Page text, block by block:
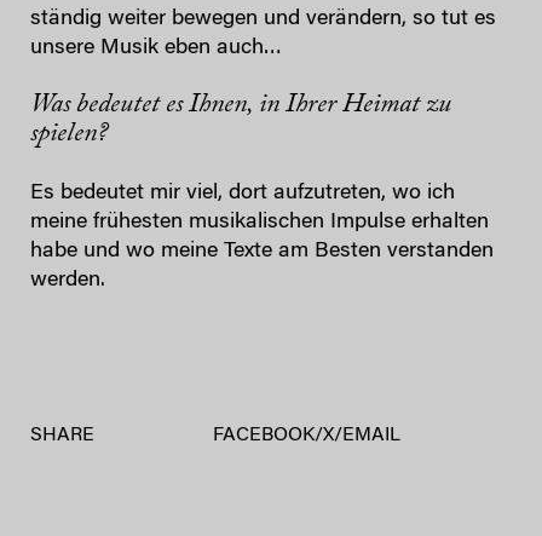
ständig weiter bewegen und verändern, so tut es
unsere Musik eben auch…
Was bedeutet es Ihnen, in Ihrer Heimat zu
spielen?
Es bedeutet mir viel, dort aufzutreten, wo ich
meine frühesten musikalischen Impulse erhalten
habe und wo meine Texte am Besten verstanden
werden.
SHARE FACEBOOK/X/ EMAIL